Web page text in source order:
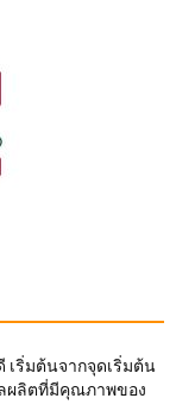
เริ่มต้นจากจุดเริ่มต้น
ผลิตที่มีคุณภาพของ